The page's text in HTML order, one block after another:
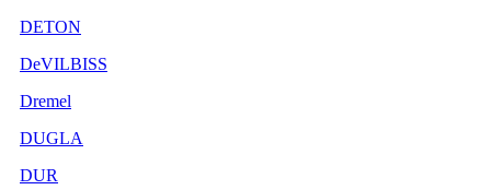
DETON
DeVILBISS
Dremel
DUGLA
DUR